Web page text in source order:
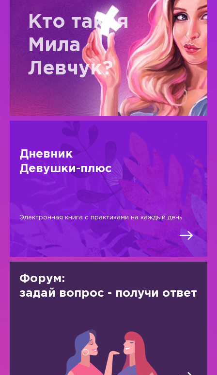
Кто такая
Мила
Левчук?
Дневник
Девушки-плюс
Электронная книга с практиками на каждый день
Форум:
задай вопрос - получи ответ